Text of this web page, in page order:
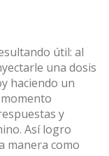
útil: al
una dosis
haciendo un
y
Así logro
manera como